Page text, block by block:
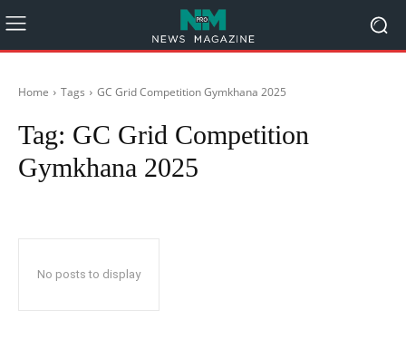
Home Tags GC Grid Competition Gymkhana 2025
Tag: GC Grid Competition
Gymkhana 2025
No posts to display